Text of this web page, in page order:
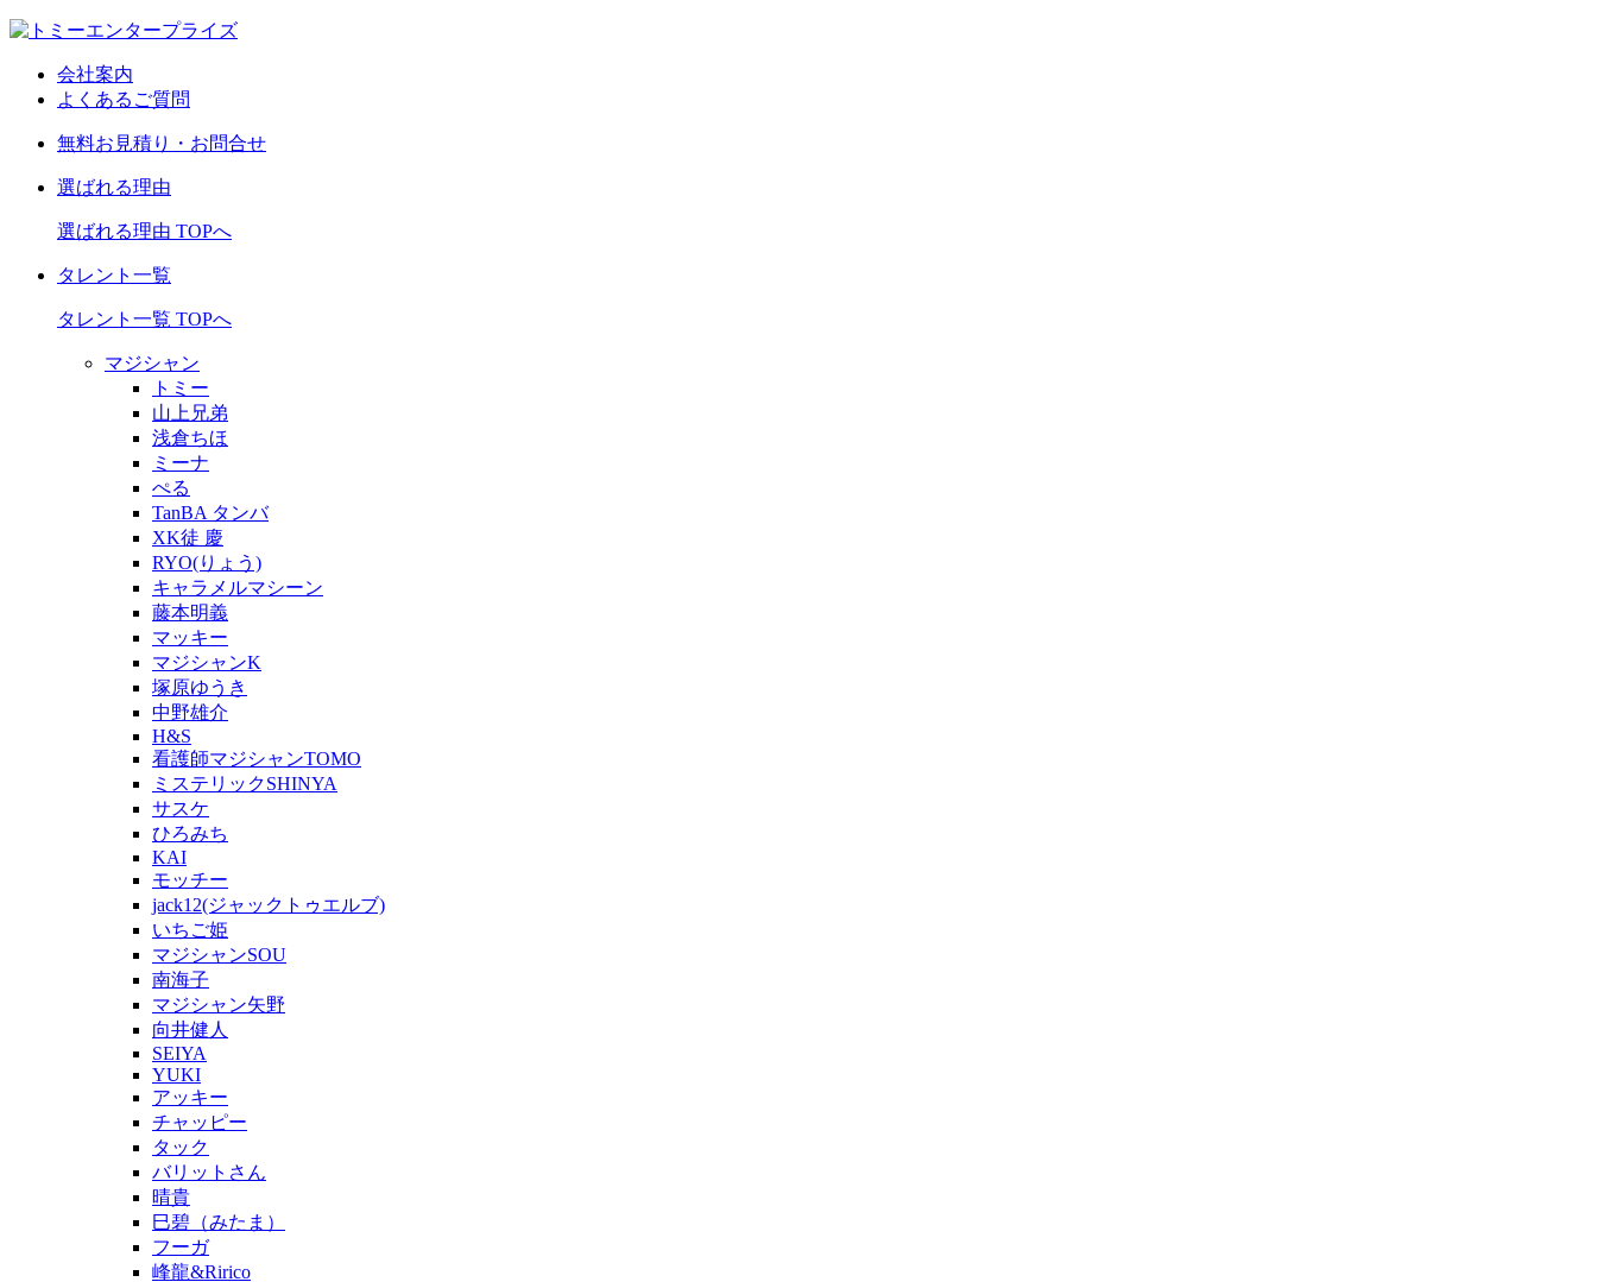
会社案内
よくあるご質問
無料お見積り・お問合せ
選ばれる理由
選ばれる理由 TOPへ
タレント一覧
タレント一覧 TOPへ
マジシャン
トミー
山上兄弟
浅倉ちほ
ミーナ
ぺる
TanBA タンバ
XK徒 慶
RYO(りょう)
キャラメルマシーン
藤本明義
マッキー
マジシャンK
塚原ゆうき
中野雄介
H&S
看護師マジシャンTOMO
ミステリックSHINYA
サスケ
ひろみち
KAI
モッチー
jack12(ジャックトゥエルブ)
いちご姫
マジシャンSOU
南海子
マジシャン矢野
向井健人
SEIYA
YUKI
アッキー
チャッピー
タック
バリットさん
晴貴
巳碧（みたま）
フーガ
峰龍&Ririco